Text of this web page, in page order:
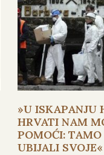
»U ISKAPANJU
HRVATI NAM
POMOĆI:
UBIJALI SVOJE«